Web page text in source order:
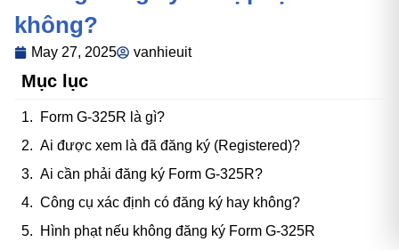
không?
May 27, 2025 vanhieuit
Mục lục
Form G-325R là gì?
Ai được xem là đã đăng ký (Registered)?
Ai cần phải đăng ký Form G-325R?
Công cụ xác định có đăng ký hay không?
Hình phạt nếu không đăng ký Form G-325R